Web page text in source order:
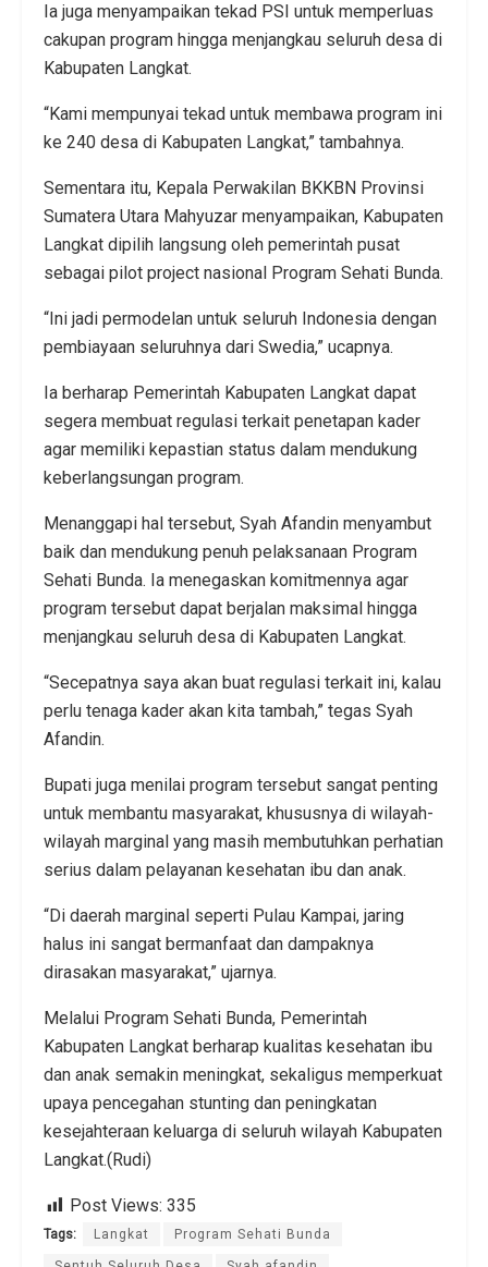
Ia juga menyampaikan tekad PSI untuk memperluas
cakupan program hingga menjangkau seluruh desa di
Kabupaten Langkat.
“Kami mempunyai tekad untuk membawa program ini
ke 240 desa di Kabupaten Langkat,” tambahnya.
Sementara itu, Kepala Perwakilan BKKBN Provinsi
Sumatera Utara Mahyuzar menyampaikan, Kabupaten
Langkat dipilih langsung oleh pemerintah pusat
sebagai pilot project nasional Program Sehati Bunda.
“Ini jadi permodelan untuk seluruh Indonesia dengan
pembiayaan seluruhnya dari Swedia,” ucapnya.
Ia berharap Pemerintah Kabupaten Langkat dapat
segera membuat regulasi terkait penetapan kader
agar memiliki kepastian status dalam mendukung
keberlangsungan program.
Menanggapi hal tersebut, Syah Afandin menyambut
baik dan mendukung penuh pelaksanaan Program
Sehati Bunda. Ia menegaskan komitmennya agar
program tersebut dapat berjalan maksimal hingga
menjangkau seluruh desa di Kabupaten Langkat.
“Secepatnya saya akan buat regulasi terkait ini, kalau
perlu tenaga kader akan kita tambah,” tegas Syah
Afandin.
Bupati juga menilai program tersebut sangat penting
untuk membantu masyarakat, khususnya di wilayah-
wilayah marginal yang masih membutuhkan perhatian
serius dalam pelayanan kesehatan ibu dan anak.
“Di daerah marginal seperti Pulau Kampai, jaring
halus ini sangat bermanfaat dan dampaknya
dirasakan masyarakat,” ujarnya.
Melalui Program Sehati Bunda, Pemerintah
Kabupaten Langkat berharap kualitas kesehatan ibu
dan anak semakin meningkat, sekaligus memperkuat
upaya pencegahan stunting dan peningkatan
kesejahteraan keluarga di seluruh wilayah Kabupaten
Langkat.(Rudi)
Post Views: 335
Tags: Langkat Program Sehati Bunda